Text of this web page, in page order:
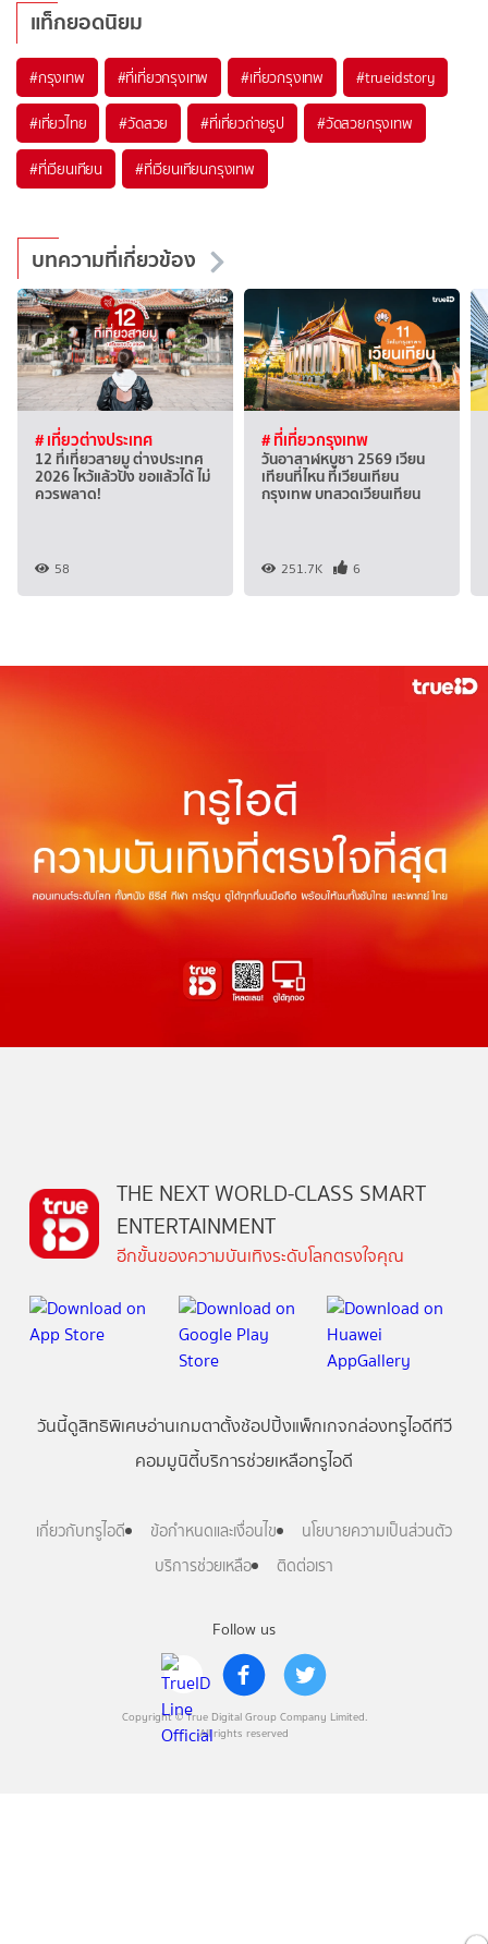
แท็กยอดนิยม
#กรุงเทพ #ที่เที่ยวกรุงเทพ #เที่ยวกรุงเทพ #trueidstory
#เที่ยวไทย #วัดสวย #ที่เที่ยวถ่ายรูป #วัดสวยกรุงเทพ
#ที่เวียนเทียน #ที่เวียนเทียนกรุงเทพ
บทความที่เกี่ยวข้อง
# เที่ยวต่างประเทศ
12 ที่เที่ยวสายมู ต่างประเทศ
2026 ไหว้แล้วปัง ขอแล้วได้ ไม่
ควรพลาด!
58
# ที่เที่ยวกรุงเทพ
วันอาสาฬหบูชา 2569 เวียน
เทียนที่ไหน ที่เวียนเทียน
กรุงเทพ บทสวดเวียนเทียน
251.7K 6
Follow us
Copyright © True Digital Group Company Limited.
All rights reserved
THE NEXT WORLD-CLASS SMART
ENTERTAINMENT
อีกขั้นของความบันเทิงระดับโลกตรงใจคุณ
วันนี้ดูสิทธิพิเศษอ่านเกมตาตั้งช้อปปิ้งแพ็กเกจกล่องทรูไอดีทีวี
คอมมูนิตี้บริการช่วยเหลือทรูไอดี
เกี่ยวกับทรูไอดี ข้อกำหนดและเงื่อนไข
นโยบายความเป็นส่วนตัว
บริการช่วยเหลือ
ติดต่อเรา